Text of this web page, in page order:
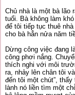
Chủ nhà là một bà lão
tuổi. Bà không làm
để tôi tiếp tục thuê
cho bà hẳn nửa năm
Dừng công việc đang
công phơi nắng.
thích nghi với môi
ra, nhảy lên chân tôi
đến tôi một chút”,
lành nó liền tìm một